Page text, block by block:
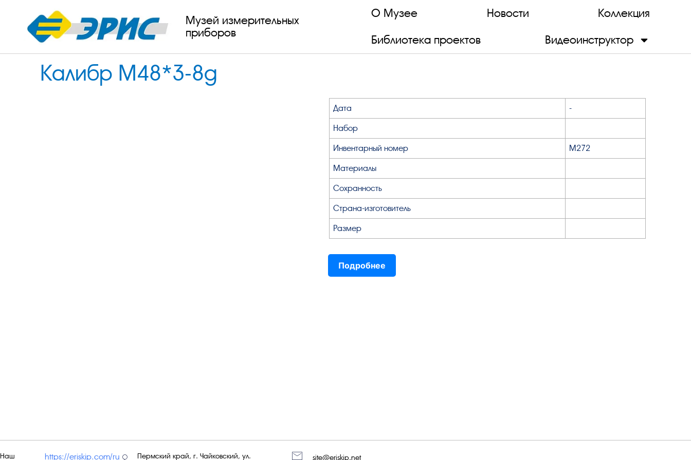
Музей измерительных
приборов
О Музее Новости Коллекция
Библиотека проектов Видеоинструктор
Калибр М48*3-8g
Дата -
Набор
Инвентарный номер М272
Материалы
Сохранность
Страна-изготовитель
Размер
Подробнее
Наш https://eriskip.com/ru Пермский край, г. Чайковский, ул. site@eriskip.net